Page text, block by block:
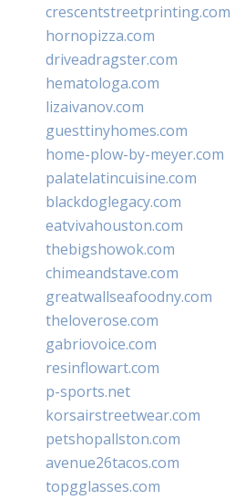
crescentstreetprinting.com
hornopizza.com
driveadragster.com
hematologa.com
lizaivanov.com
guesttinyhomes.com
home-plow-by-meyer.com
palatelatincuisine.com
blackdoglegacy.com
eatvivahouston.com
thebigshowok.com
chimeandstave.com
greatwallseafoodny.com
theloverose.com
gabriovoice.com
resinflowart.com
p-sports.net
korsairstreetwear.com
petshopallston.com
avenue26tacos.com
topgglasses.com